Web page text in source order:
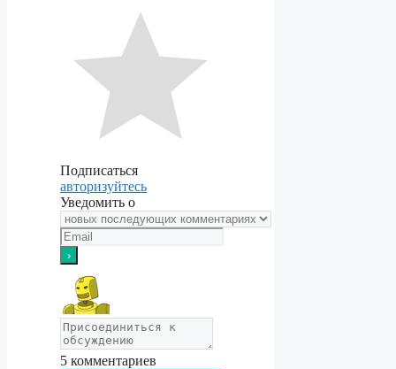
Подписаться
авторизуйтесь
Уведомить о
5 комментариев